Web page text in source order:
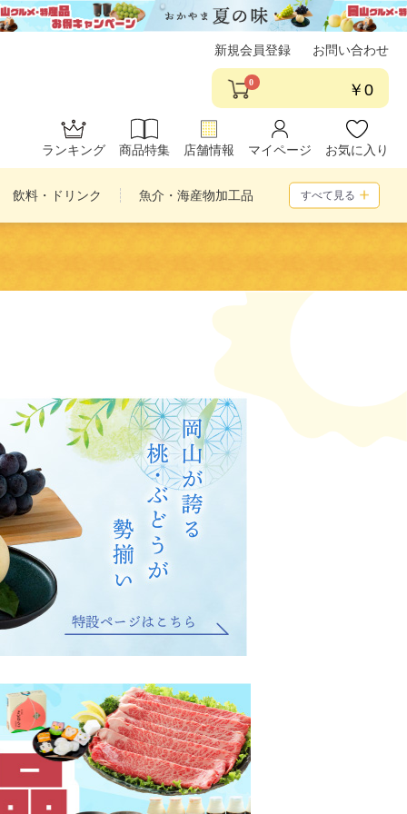
新規会員登録 お問い合わせ
0 ￥0
ランキング 商品特集 店舗情報 マイページ お気に入り
飲料・ドリンク 魚介・海産物加工品 すべて見る